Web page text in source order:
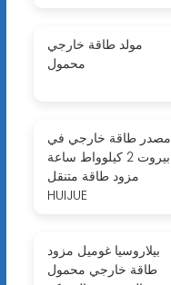
مولد طاقة خارجي
محمول
مصدر طاقة خارجي في
بيروت 2 كيلوواط ساعة
مزود طاقة متنقل
HUIJUE
بيلاروسيا غوميل مزود
طاقة خارجي محمول